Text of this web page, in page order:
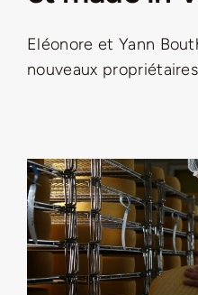
Nouveau Magazine
Jeu concours – Gagnez
Eléonore et Yann
nouveaux